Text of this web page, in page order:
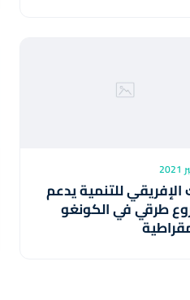
الإفريقي للتنمية يدعم
طرقي في الكونغو